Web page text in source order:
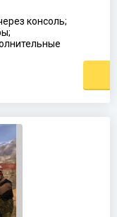
консоль;